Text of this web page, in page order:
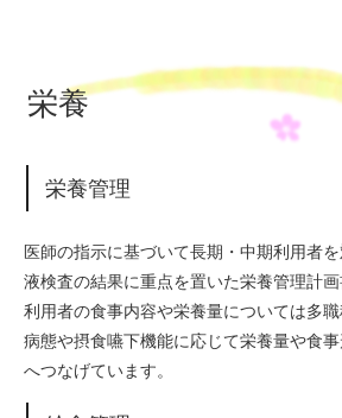
栄養
栄養管理
医師の指示に基づいて長期・中期利用者
液検査の結果に重点を置いた栄養管理計画
利用者の食事内容や栄養量については多
病態や摂食嚥下機能に応じて栄養量や食
へつなげています。